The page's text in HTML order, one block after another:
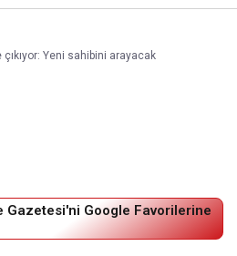
Yeni sahibini arayacak
Gazetesi'ni Google Favorilerine